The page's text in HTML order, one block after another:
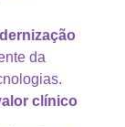
da
clínico